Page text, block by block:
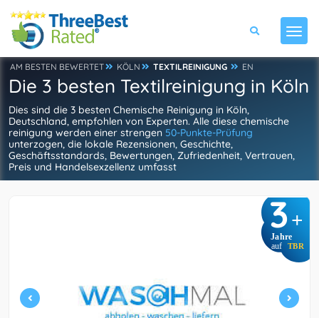
AM BESTEN BEWERTET KÖLN TEXTILREINIGUNG EN
Die 3 besten Textilreinigung in Köln
Dies sind die 3 besten Chemische Reinigung in Köln,
Deutschland, empfohlen von Experten. Alle diese chemische
reinigung werden einer strengen 50-Punkte-Prüfung
unterzogen, die lokale Rezensionen, Geschichte,
Geschäftsstandards, Bewertungen, Zufriedenheit, Vertrauen,
Preis und Handelsexzellenz umfasst
3+
Jahre
auf TBR